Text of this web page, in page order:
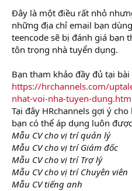
Đây là một điều rất nhỏ
những địa chỉ email bạn
teencode sẽ bị đánh giá bạn
tôn trọng nhà tuyển dụng.
Bạn tham khảo đầy đủ tại bài
https://hrchannels.com/
nhat-voi-nha-tuyen-
Tại đây HRchannels gợi ý
bạn có thể áp dụng luôn
Mẫu CV cho vị trí quản lý
Mẫu CV cho vị trí Giám đốc
Mẫu CV cho vị trí Trợ lý
Mẫu CV cho vị trí Chuyên viên
Mẫu CV tiếng anh